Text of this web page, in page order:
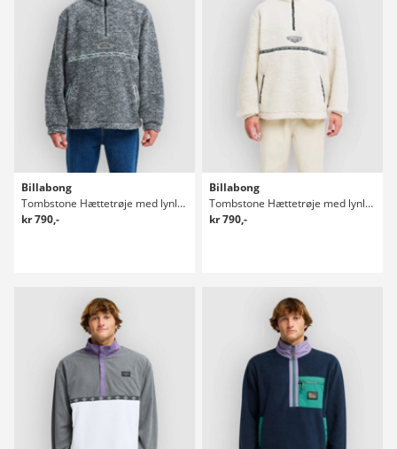
Billabong
Tombstone Hættetrøje med lynlås
kr 790,-
Billabong
Tombstone Hættetrøje med lynlås
kr 790,-